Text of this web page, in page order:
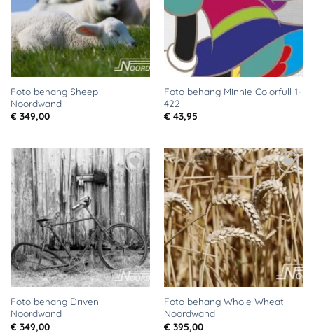
Foto behang Sheep
Noordwand
€ 349,00
Foto behang Minnie Colorfull 1-
422
€ 43,95
Toevoegen
aan
verlanglijst
Foto behang Driven
Noordwand
€ 349,00
Toevoegen
aan
verlanglijst
Foto behang Whole Wheat
Noordwand
€ 395,00